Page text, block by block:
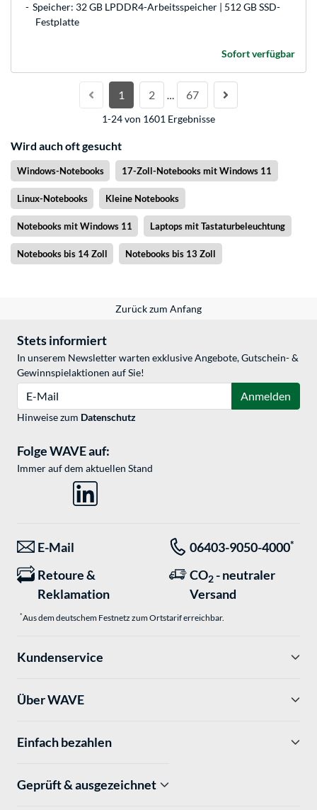
Speicher: 32 GB LPDDR4-Arbeitsspeicher | 512 GB SSD-
Festplatte
Sofort verfügbar
1 2 … 67
1-24 von 1601 Ergebnisse
Wird auch oft gesucht
Windows-Notebooks 17-Zoll-Notebooks mit Windows 11
Linux-Notebooks Kleine Notebooks
Notebooks mit Windows 11 Laptops mit Tastaturbeleuchtung
Notebooks bis 14 Zoll Notebooks bis 13 Zoll
Zurück zum Anfang
Stets informiert
In unserem Newsletter warten exklusive Angebote, Gutschein- &
Gewinnspielaktionen auf Sie!
Anmelden
Hinweise zum Datenschutz
Folge WAVE auf:
Immer auf dem aktuellen Stand
E-Mail 06403-9050-4000*
Retoure &
Reklamation
CO2 - neutraler
Versand
*Aus dem deutschem Festnetz zum Ortstarif erreichbar.
Kundenservice
Über WAVE
Einfach bezahlen
Geprüft & ausgezeichnet